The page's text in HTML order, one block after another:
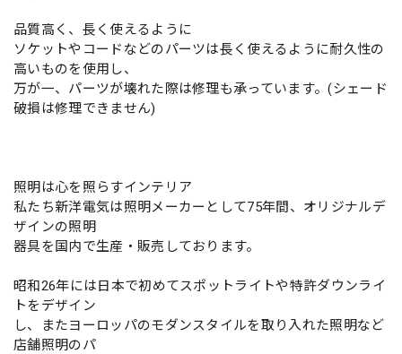
品質高く、長く使えるように
ソケットやコードなどのパーツは長く使えるように耐久性の
高いものを使用し、
万が一、パーツが壊れた際は修理も承っています。(シェード
破損は修理できません)
照明は心を照らすインテリア
私たち新洋電気は照明メーカーとして75年間、オリジナルデ
ザインの照明
器具を国内で生産・販売しております。
昭和26年には日本で初めてスポットライトや特許ダウンライ
トをデザイン
し、またヨーロッパのモダンスタイルを取り入れた照明など
店舗照明のパ